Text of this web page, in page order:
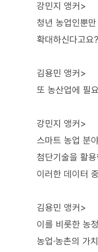
강민지 앵커>
청년 농업인뿐
확대하신다고요?
김용민 앵커>
또 농산업에 필
강민지 앵커>
스마트 농업 분
첨단기술을 활
이러한 데이터
김용민 앵커>
이를 비롯한 농
농업·농촌의 가